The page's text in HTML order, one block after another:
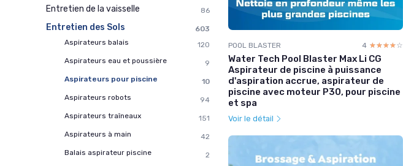
Entretien de la vaisselle 86
Entretien des Sols
603
Aspirateurs balais
120
Aspirateurs eau et poussière
9
Aspirateurs pour piscine
10
Aspirateurs robots
94
Aspirateurs traîneaux
151
Aspirateurs à main
42
Balais aspirateur piscine
2
POOL BLASTER 4 ☆☆☆☆☆
★★★★★
Water Tech Pool Blaster Max Li CG
Aspirateur de piscine à puissance
d'aspiration accrue, aspirateur de
piscine avec moteur P30, pour piscine
et spa
Voir le détail